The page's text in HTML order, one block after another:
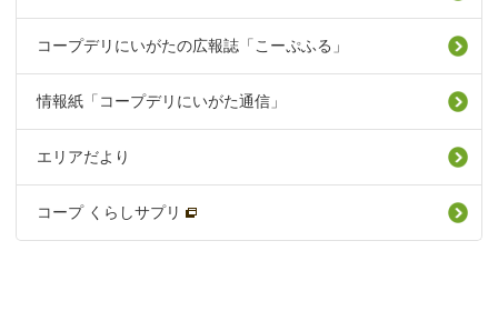
コープデリにいがたの広報誌「こーぷふる」
情報紙「コープデリにいがた通信」
エリアだより
コープ くらしサプリ